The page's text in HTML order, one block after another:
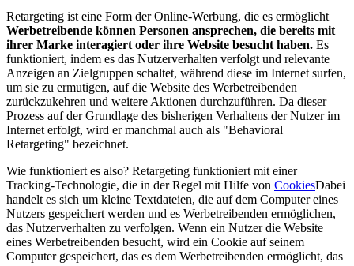
Retargeting ist eine Form der Online-Werbung, die es ermöglicht
Werbetreibende können Personen ansprechen, die bereits mit
ihrer Marke interagiert oder ihre Website besucht haben. Es
funktioniert, indem es das Nutzerverhalten verfolgt und relevante
Anzeigen an Zielgruppen schaltet, während diese im Internet surfen,
um sie zu ermutigen, auf die Website des Werbetreibenden
zurückzukehren und weitere Aktionen durchzuführen. Da dieser
Prozess auf der Grundlage des bisherigen Verhaltens der Nutzer im
Internet erfolgt, wird er manchmal auch als "Behavioral
Retargeting" bezeichnet.
Wie funktioniert es also? Retargeting funktioniert mit einer
Tracking-Technologie, die in der Regel mit Hilfe von CookiesDabei
handelt es sich um kleine Textdateien, die auf dem Computer eines
Nutzers gespeichert werden und es Werbetreibenden ermöglichen,
das Nutzerverhalten zu verfolgen. Wenn ein Nutzer die Website
eines Werbetreibenden besucht, wird ein Cookie auf seinem
Computer gespeichert, das es dem Werbetreibenden ermöglicht, das